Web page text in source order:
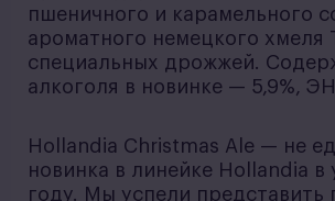
пшеничного и карамельного
ароматного немецкого хмеля
специальных дрожжей.
алкоголя в новинке — 5,9%,
Hollandia Christmas Ale — не
новинка в линейке Hollandia
году. Мы успели представить